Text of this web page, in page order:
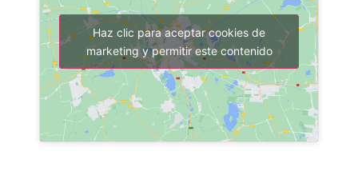
Haz clic para aceptar cookies de
marketing y permitir este contenido